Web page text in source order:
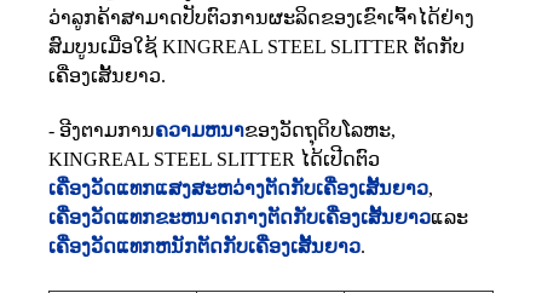
ວ່າລູກຄ້າສາມາດປັບຕົວການຜະລິດຂອງເຂົາເຈົ້າໄດ້ຢ່າງ
ສົມບູນເມື່ອໃຊ້ KINGREAL STEEL SLITTER ຕັດກັບ
ເຄື່ອງເສັ້ນຍາວ.
- ອີງຕາມການຄວາມຫນາຂອງວັດຖຸດິບໂລຫະ,
KINGREAL STEEL SLITTER ໄດ້ເປີດຕົວ
ເຄື່ອງວັດແທກແສງສະຫວ່າງຕັດກັບເຄື່ອງເສັ້ນຍາວ,
ເຄື່ອງວັດແທກຂະຫນາດກາງຕັດກັບເຄື່ອງເສັ້ນຍາວແລະ
ເຄື່ອງວັດແທກຫນັກຕັດກັບເຄື່ອງເສັ້ນຍາວ.